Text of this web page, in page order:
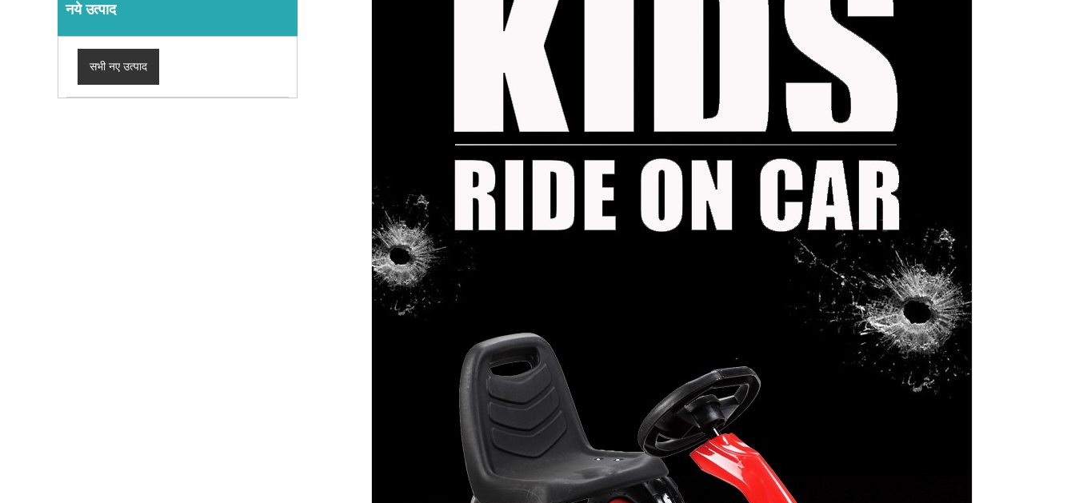
नये उत्पाद
सभी नए उत्पाद